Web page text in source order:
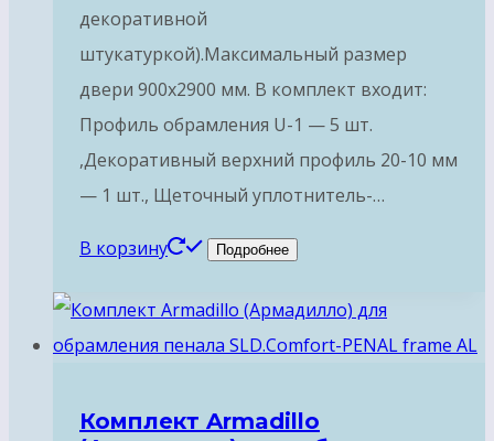
декоративной
штукатуркой).Максимальный размер
двери 900х2900 мм. В комплект входит:
Профиль обрамления U-1 — 5 шт.
,Декоративный верхний профиль 20-10 мм
— 1 шт., Щеточный уплотнитель-…
В корзину Подробнее
Комплект Armadillo